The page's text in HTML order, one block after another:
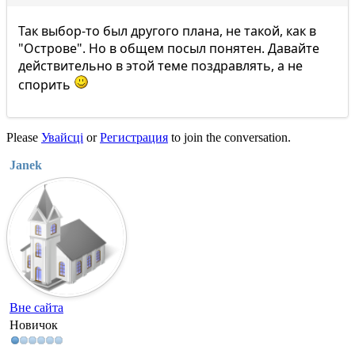
Так выбор-то был другого плана, не такой, как в
"Острове". Но в общем посыл понятен. Давайте
действительно в этой теме поздравлять, а не
спорить
Please Увайсці orРегистрация to join the conversation.
Janek
Вне сайта
Новичок